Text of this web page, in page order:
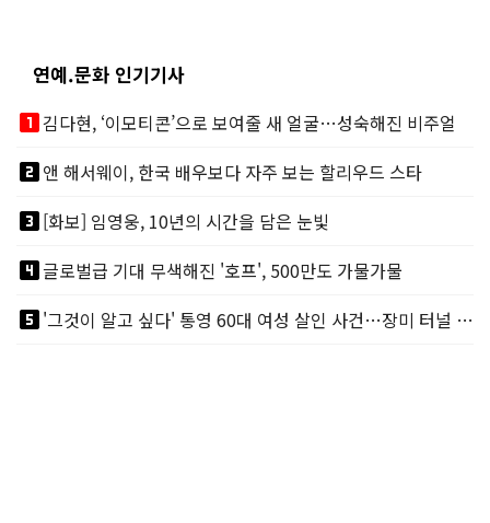
연예.문화 인기기사
looks_one김다현, ‘이모티콘’으로 보여줄 새 얼굴…성숙해진 비주얼
looks_two앤 해서웨이, 한국 배우보다 자주 보는 할리우드 스타
looks_3[화보] 임영웅, 10년의 시간을 담은 눈빛
looks_4글로벌급 기대 무색해진 '호프', 500만도 가물가물
looks_5
'그것이 알고 싶다' 통영 60대 여성 살인 사건…장미 터널 아래 킬러, 누구냐 넌?